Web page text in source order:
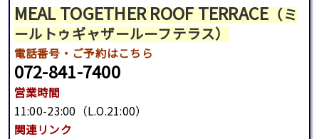
MEAL TOGETHER ROOF TERRACE（ミ
ールトゥギャザールーフテラス）
電話番号 ・ご予約はこちら
072-841-7400
営業時間
11:00-23:00（L.O.21:00）
関連リンク